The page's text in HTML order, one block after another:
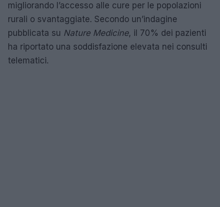
migliorando l’accesso alle cure per le popolazioni
rurali o svantaggiate. Secondo un’indagine
pubblicata su Nature Medicine, il 70% dei pazienti
ha riportato una soddisfazione elevata nei consulti
telematici.